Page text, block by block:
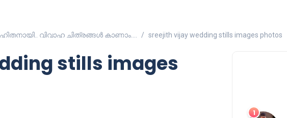
വിവാഹ ചിത്രങ്ങൾ കാണാം…. sreejith vijay wedding stills images photos
stills images